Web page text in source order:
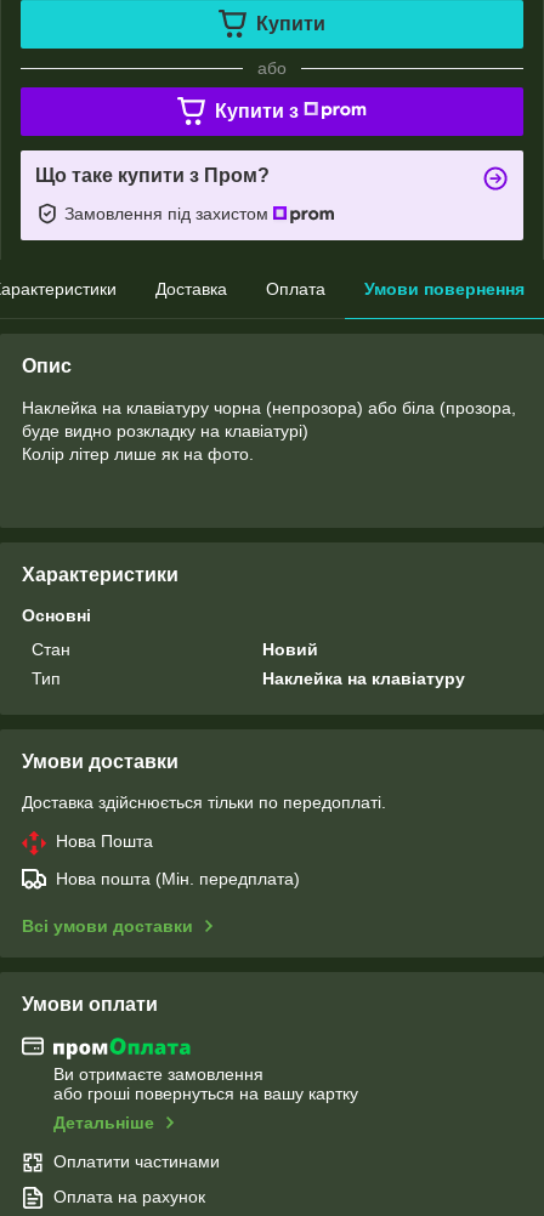
Купити
або
Купити з
Що таке купити з Пром?
Замовлення під захистом
Доставка Оплата Умови повернення
Опис
Наклейка на клавіатуру чорна (непрозора) або біла (прозора,
буде видно розкладку на клавіатурі)
Колір літер лише як на фото.
Характеристики
Основні
Стан
Новий
Тип
Наклейка на клавіатуру
Умови доставки
Доставка здійснюється тільки по передоплаті.
Нова Пошта
Нова пошта (Мін. передплата)
Всі умови доставки
Умови оплати
Ви отримаєте замовлення
або гроші повернуться на вашу картку
Детальніше
Оплатити частинами
Оплата на рахунок